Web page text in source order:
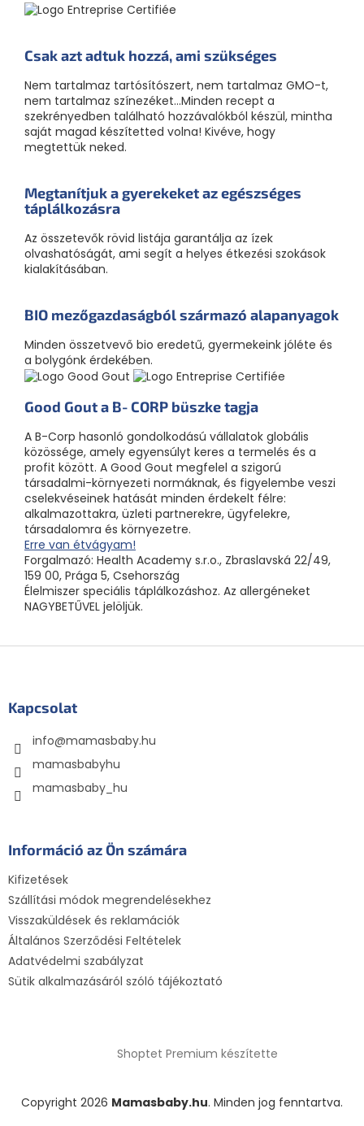
Csak azt adtuk hozzá, ami szükséges
Nem tartalmaz tartósítószert, nem tartalmaz GMO-t,
nem tartalmaz színezéket...Minden recept a
szekrényedben található hozzávalókból készül, mintha
saját magad készítetted volna! Kivéve, hogy
megtettük neked.
Megtanítjuk a gyerekeket az egészséges
táplálkozásra
Az összetevők rövid listája garantálja az ízek
olvashatóságát, ami segít a helyes étkezési szokások
kialakításában.
BIO mezőgazdaságból származó alapanyagok
Minden összetvevő bio eredetű, gyermekeink jóléte és
a bolygónk érdekében.
Good Gout a B‑CORP büszke tagja
A B-Corp hasonló gondolkodású vállalatok globális
közössége, amely egyensúlyt keres a termelés és a
profit között. A Good Gout megfelel a szigorú
társadalmi-környezeti normáknak, és figyelembe veszi
cselekvéseinek hatását minden érdekelt félre:
alkalmazottakra, üzleti partnerekre, ügyfelekre,
társadalomra és környezetre.
Erre van étvágyam!
Forgalmazó: Health Academy s.r.o., Zbraslavská 22/49,
159 00, Prága 5, Csehország
Élelmiszer speciális táplálkozáshoz. Az allergéneket
NAGYBETŰVEL jelöljük.
Kapcsolat
info@mamasbaby.hu
mamasbabyhu
mamasbaby_hu
Információ az Ön számára
Kifizetések
Szállítási módok megrendelésekhez
Visszaküldések és reklamációk
Általános Szerződési Feltételek
Adatvédelmi szabályzat
Sütik alkalmazásáról szóló tájékoztató
Shoptet Premium készítette
Copyright 2026 Mamasbaby.hu. Minden jog fenntartva.